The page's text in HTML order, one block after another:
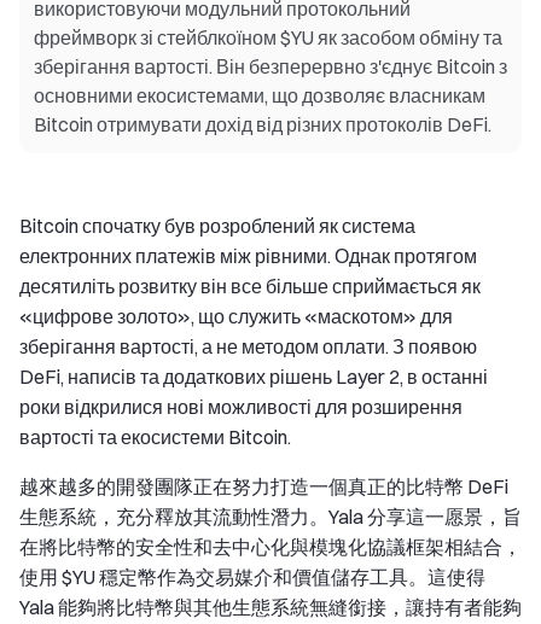
використовуючи модульний протокольний
фреймворк зі стейблкоїном $YU як засобом обміну та
зберігання вартості. Він безперервно з'єднує Bitcoin з
основними екосистемами, що дозволяє власникам
Bitcoin отримувати дохід від різних протоколів DeFi.
Bitcoin спочатку був розроблений як система
електронних платежів між рівними. Однак протягом
десятиліть розвитку він все більше сприймається як
«цифрове золото», що служить «маскотом» для
зберігання вартості, а не методом оплати. З появою
DeFi, написів та додаткових рішень Layer 2, в останні
роки відкрилися нові можливості для розширення
вартості та екосистеми Bitcoin.
越來越多的開發團隊正在努力打造一個真正的比特幣 DeFi
生態系統，充分釋放其流動性潛力。Yala 分享這一愿景，旨
在將比特幣的安全性和去中心化與模塊化協議框架相結合，
使用 $YU 穩定幣作為交易媒介和價值儲存工具。這使得
Yala 能夠將比特幣與其他生態系統無縫銜接，讓持有者能夠